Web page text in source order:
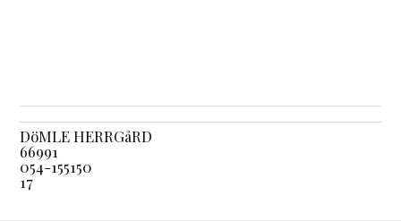
DöMLE HERRGåRD
66991
054-155150
17